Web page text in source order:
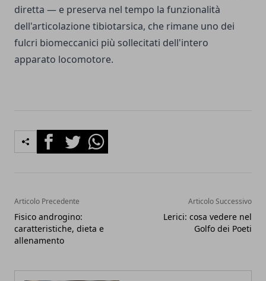
diretta — e preserva nel tempo la funzionalità
dell'articolazione tibiotarsica, che rimane uno dei
fulcri biomeccanici più sollecitati dell'intero
apparato locomotore.
FacebookTwitterWhatsapp
Articolo Precedente
Fisico androgino:
caratteristiche, dieta e
allenamento
Articolo Successivo
Lerici: cosa vedere nel
Golfo dei Poeti